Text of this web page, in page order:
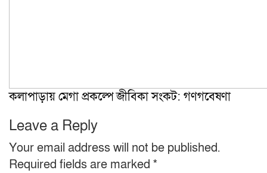
কলাপাড়ায় মেগা প্রকল্পে জীবিকা সংকট: গণগবেষণা
Leave a Reply
Your email address will not be published.
Required fields are marked *